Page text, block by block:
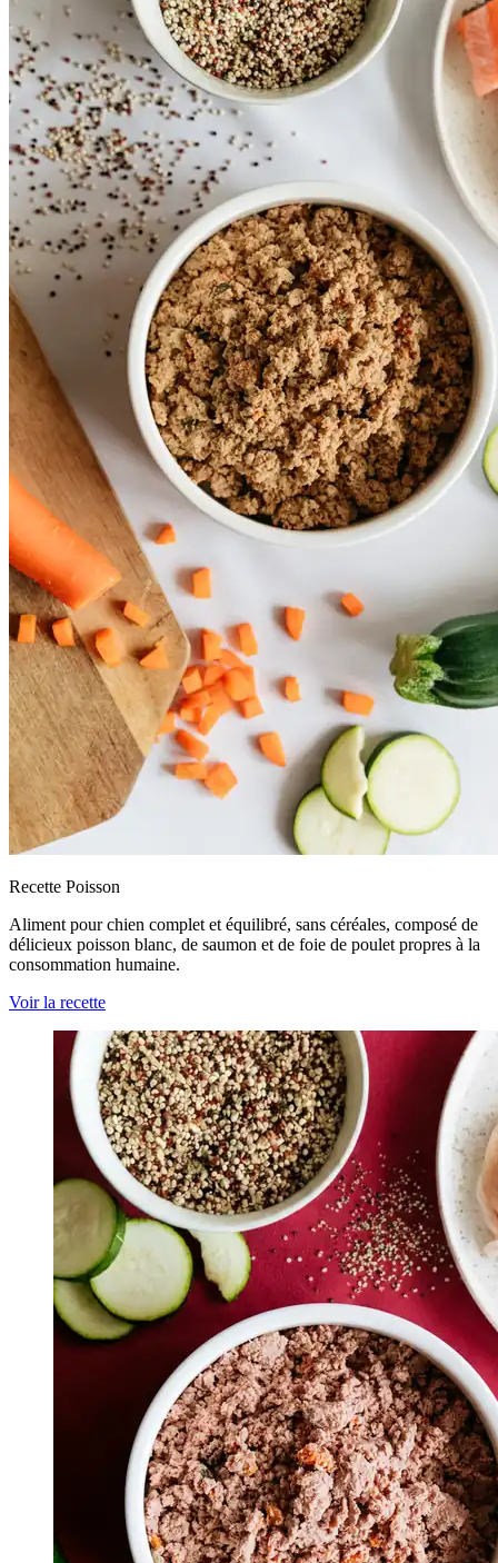
Recette Poisson
Aliment pour chien complet et équilibré, sans céréales, composé de
délicieux poisson blanc, de saumon et de foie de poulet propres à la
consommation humaine.
Voir la recette